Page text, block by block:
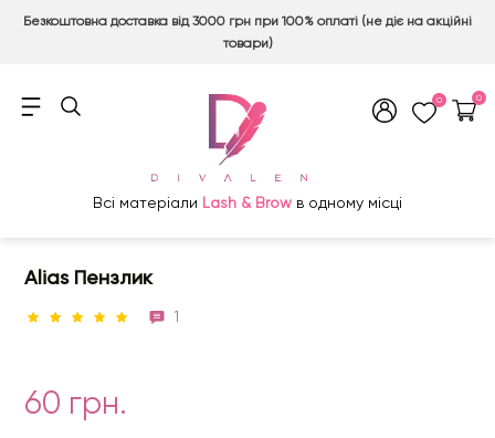
Безкоштовна доставка від 3000 грн при 100% оплаті (не діє на акційні
товари)
0 0
Всі матеріали Lash & Brow в одному місці
Alias Пензлик
1
60 грн.